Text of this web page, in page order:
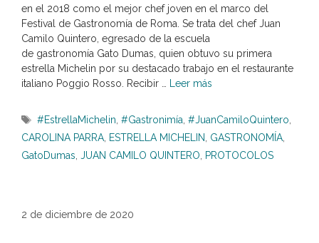
en el 2018 como el mejor chef joven en el marco del
Festival de Gastronomía de Roma. Se trata del chef Juan
Camilo Quintero, egresado de la escuela
de gastronomía Gato Dumas, quien obtuvo su primera
estrella Michelin por su destacado trabajo en el restaurante
italiano Poggio Rosso. Recibir …
Leer más
Etiquetas
#EstrellaMichelin ,#Gastronimía ,#JuanCamiloQuintero
CAROLINA PARRA ESTRELLA MICHELIN GASTRONOMÍA
GatoDumas JUAN CAMILO QUINTERO PROTOCOLOS
2 de diciembre de 2020